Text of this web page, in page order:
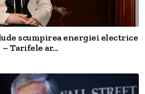
scumpirea energiei electrice
– Tarifele ar...